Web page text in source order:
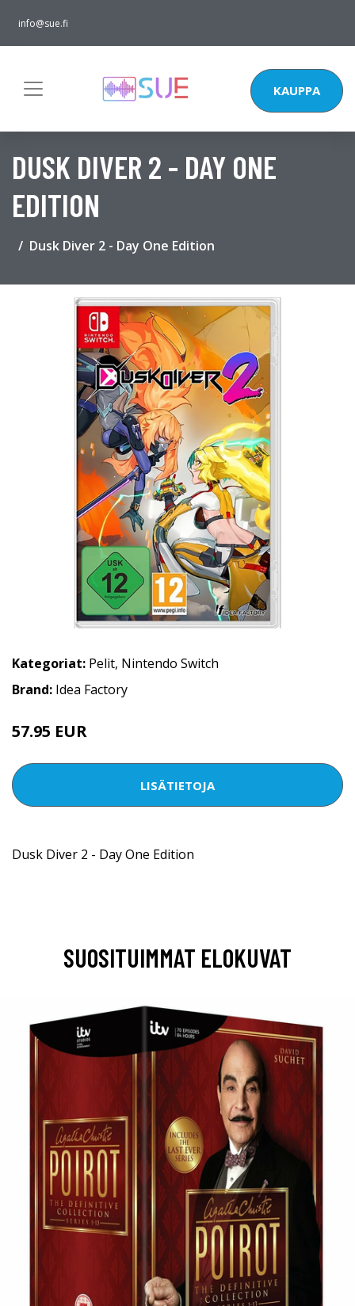
info@sue.fi
KAUPPA
DUSK DIVER 2 - DAY ONE
EDITION
Dusk Diver 2 - Day One Edition
Kategoriat: Pelit, Nintendo Switch
Brand: Idea Factory
57.95 EUR
LISÄTIETOJA
Dusk Diver 2 - Day One Edition
SUOSITUIMMAT ELOKUVAT